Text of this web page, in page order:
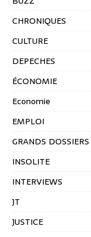
CHRONIQUES
CULTURE
DEPECHES
ÉCONOMIE
Economie
EMPLOI
GRANDS DOSSIERS
INSOLITE
INTERVIEWS
JT
JUSTICE